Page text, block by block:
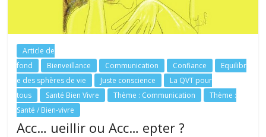
Article de
fond
Bienveillance Communication Confiance
Equilibr
e des sphères de vie
Juste conscience
La QVT pour
tous
Santé Bien Vivre Thème : Communication
Thème :
Santé / Bien-vivre
Acc… ueillir ou Acc… epter ?